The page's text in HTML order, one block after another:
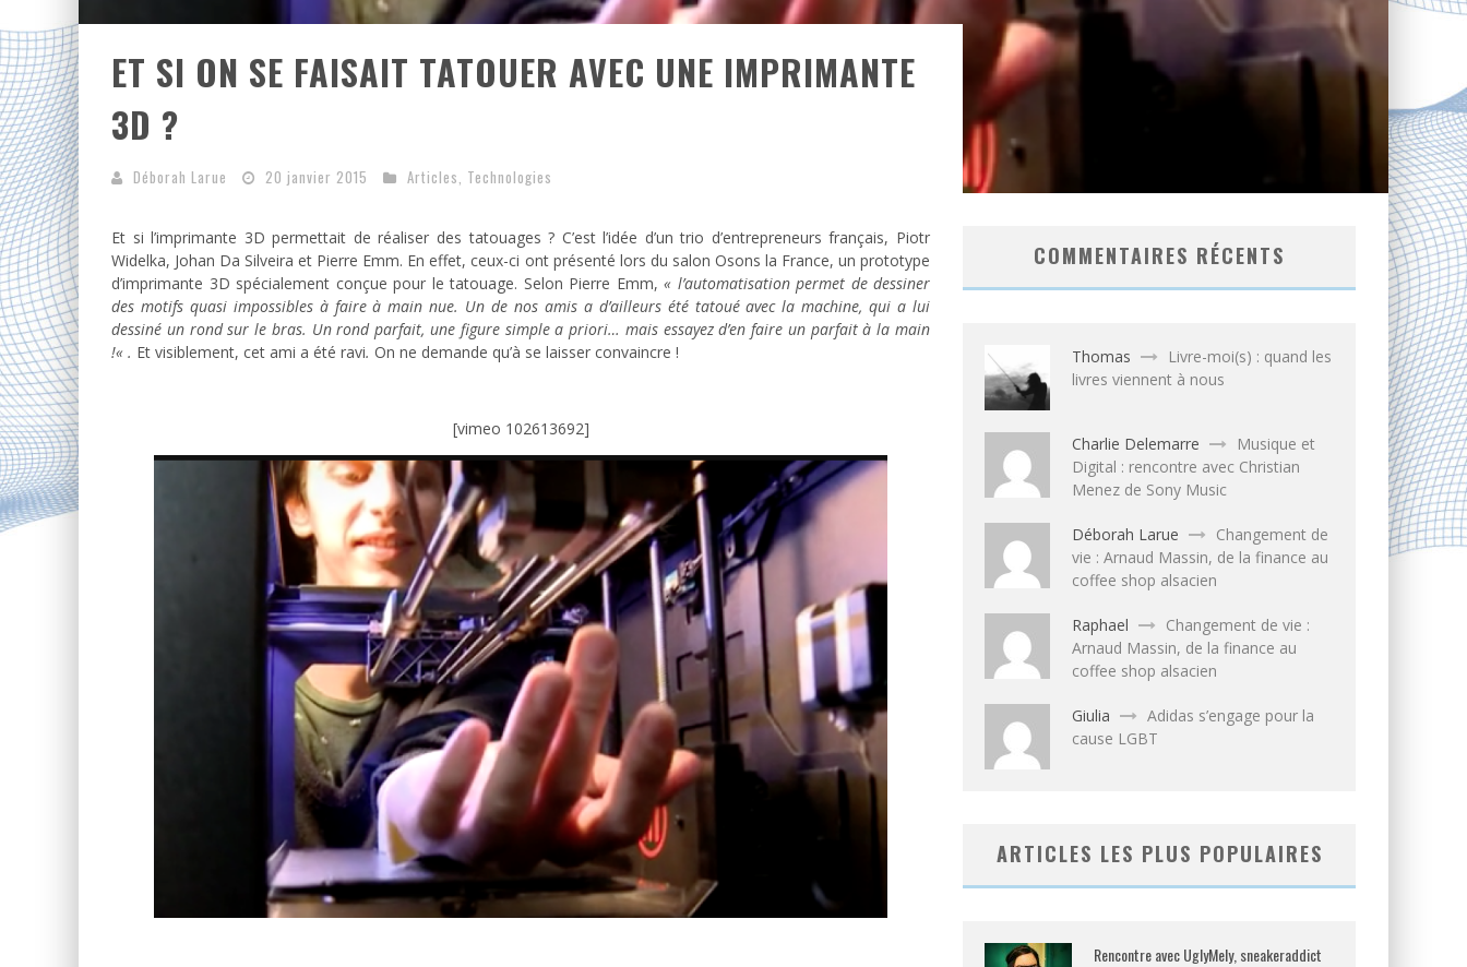
ET SI ON SE FAISAIT TATOUER AVEC UNE IMPRIMANTE
3D ?
Déborah Larue 20 janvier 2015 Articles, Technologies
Et si l’imprimante 3D permettait de réaliser des tatouages ? C’est l’idée d’un trio d’entrepreneurs français, Piotr
Widelka, Johan Da Silveira et Pierre Emm. En effet, ceux-ci ont présenté lors du salon Osons la France, un prototype
d’imprimante 3D spécialement conçue pour le tatouage. Selon Pierre Emm, « l’automatisation permet de dessiner
des motifs quasi impossibles à faire à main nue. Un de nos amis a d’ailleurs été tatoué avec la machine, qui a lui
dessiné un rond sur le bras. Un rond parfait, une figure simple a priori… mais essayez d’en faire un parfait à la main
!« . Et visiblement, cet ami a été ravi. On ne demande qu’à se laisser convaincre !
[vimeo 102613692]
COMMENTAIRES RÉCENTS
Thomas
Livre-moi(s) : quand les
livres viennent à nous
Charlie Delemarre
Musique et
Digital : rencontre avec Christian
Menez de Sony Music
Déborah Larue
Changement de
vie : Arnaud Massin, de la finance au
coffee shop alsacien
Raphael
Changement de vie :
Arnaud Massin, de la finance au
coffee shop alsacien
Giulia
Adidas s’engage pour la
cause LGBT
ARTICLES LES PLUS POPULAIRES
Rencontre avec UglyMely, sneakeraddict